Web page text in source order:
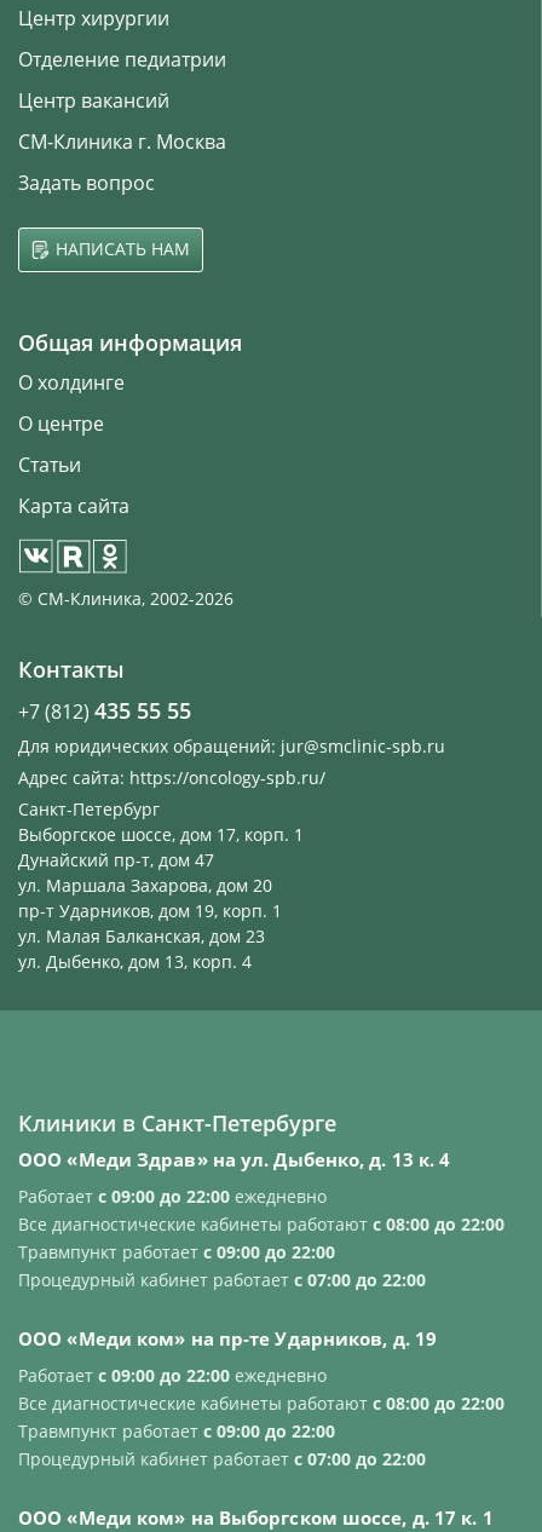
Центр хирургии
Отделение педиатрии
Центр вакансий
СМ-Клиника г. Москва
Задать вопрос
НАПИСАТЬ НАМ
Общая информация
О холдинге
О центре
Статьи
Карта сайта
© СМ-Клиника, 2002-2026
Контакты
+7 (812) 435 55 55
Для юридических обращений: jur@smclinic‑spb.ru
Адрес сайта: https://oncology-spb.ru/
Санкт-Петербург
Выборгское шоссе, дом 17, корп. 1
Дунайский пр-т, дом 47
ул. Маршала Захарова, дом 20
пр-т Ударников, дом 19, корп. 1
ул. Малая Балканская, дом 23
ул. Дыбенко, дом 13, корп. 4
Клиники в Санкт-Петербурге
ООО «Меди Здрав» на ул. Дыбенко, д. 13 к. 4
Работает с 09:00 до 22:00 ежедневно
Все диагностические кабинеты работают с 08:00 до 22:00
Травмпункт работает с 09:00 до 22:00
Процедурный кабинет работает с 07:00 до 22:00
OOO «Меди ком» на пр-те Ударников, д. 19
Работает с 09:00 до 22:00 ежедневно
Все диагностические кабинеты работают с 08:00 до 22:00
Травмпункт работает с 09:00 до 22:00
Процедурный кабинет работает с 07:00 до 22:00
OOO «Меди ком» на Выборгском шоссе, д. 17 к. 1